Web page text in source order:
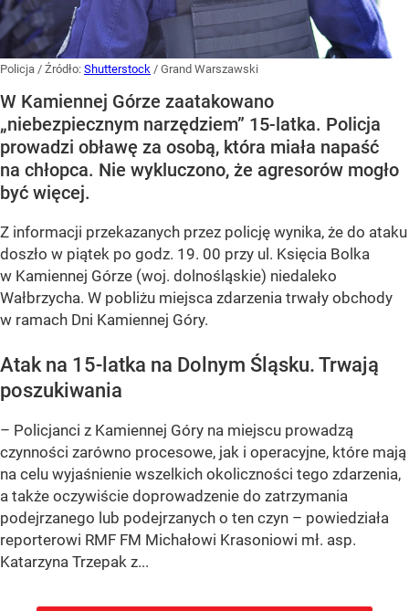
Policja / Źródło: Shutterstock / Grand Warszawski
W Kamiennej Górze zaatakowano
„niebezpiecznym narzędziem” 15-latka. Policja
prowadzi obławę za osobą, która miała napaść
na chłopca. Nie wykluczono, że agresorów mogło
być więcej.
Z informacji przekazanych przez policję wynika, że do ataku
doszło w piątek po godz. 19. 00 przy ul. Księcia Bolka
w Kamiennej Górze (woj. dolnośląskie) niedaleko
Wałbrzycha. W pobliżu miejsca zdarzenia trwały obchody
w ramach Dni Kamiennej Góry.
Atak na 15-latka na Dolnym Śląsku. Trwają
poszukiwania
– Policjanci z Kamiennej Góry na miejscu prowadzą
czynności zarówno procesowe, jak i operacyjne, które mają
na celu wyjaśnienie wszelkich okoliczności tego zdarzenia,
a także oczywiście doprowadzenie do zatrzymania
podejrzanego lub podejrzanych o ten czyn – powiedziała
reporterowi RMF FM Michałowi Krasoniowi mł. asp.
Katarzyna Trzepak z...